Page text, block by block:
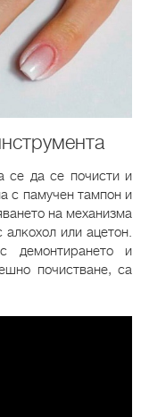
се да се почисти и
с памучен тампон и
на механизма
или ацетон.
демонтирането и
почистване, са